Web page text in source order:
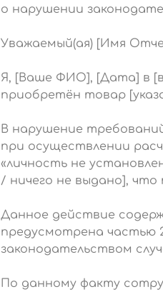
о нарушении
Уважаемый(ая) [Имя
Я, [Ваше ФИО], [Дата] в
приобретён товар
В нарушение
при осуществлении
«личность не
/ ничего не выдано],
Данное действие
предусмотрена частью
законодательством
По данному факту